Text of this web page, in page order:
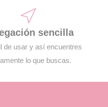
sencilla
de usar y así encuentres
lo que buscas.